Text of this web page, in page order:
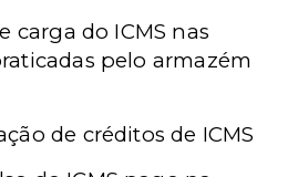
carga do ICMS nas
pelo armazém
de créditos de ICMS